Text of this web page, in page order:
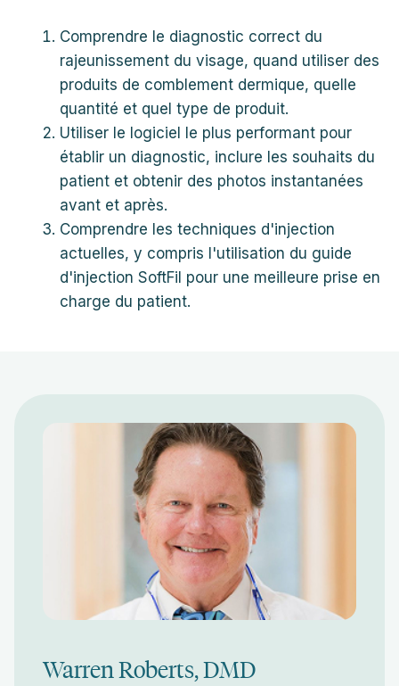
Comprendre le diagnostic correct du
rajeunissement du visage, quand utiliser des
produits de comblement dermique, quelle
quantité et quel type de produit.
Utiliser le logiciel le plus performant pour
établir un diagnostic, inclure les souhaits du
patient et obtenir des photos instantanées
avant et après.
Comprendre les techniques d'injection
actuelles, y compris l'utilisation du guide
d'injection SoftFil pour une meilleure prise en
charge du patient.
Warren Roberts, DMD